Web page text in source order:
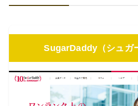
SugarDaddy（シュガ